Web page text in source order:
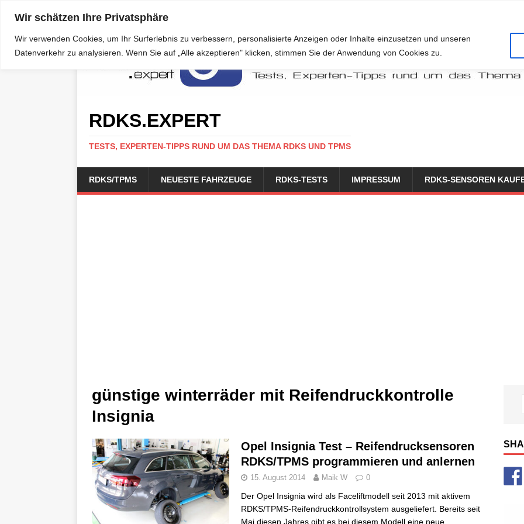
Wir schätzen Ihre Privatsphäre
Wir verwenden Cookies, um Ihr Surferlebnis zu verbessern, personalisierte Anzeigen oder Inhalte einzusetzen und unseren
Datenverkehr zu analysieren. Wenn Sie auf „Alle akzeptieren" klicken, stimmen Sie der Anwendung von Cookies zu.
RDKS.EXPERT
TESTS, EXPERTEN-TIPPS RUND UM DAS THEMA RDKS UND TPMS
RDKS/TPMS NEUESTE FAHRZEUGE RDKS-TESTS IMPRESSUM RDKS-SENSOREN
günstige winterräder mit Reifendruckkontrolle
Insignia
Opel Insignia Test – Reifendrucksensoren
RDKS/TPMS programmieren und anlernen
15. August 2014 Maik W 0
Der Opel Insignia wird als Faceliftmodell seit 2013 mit aktivem
RDKS/TPMS-Reifendruckkontrollsystem ausgeliefert. Bereits seit
Mai diesen Jahres gibt es bei diesem Modell eine neue